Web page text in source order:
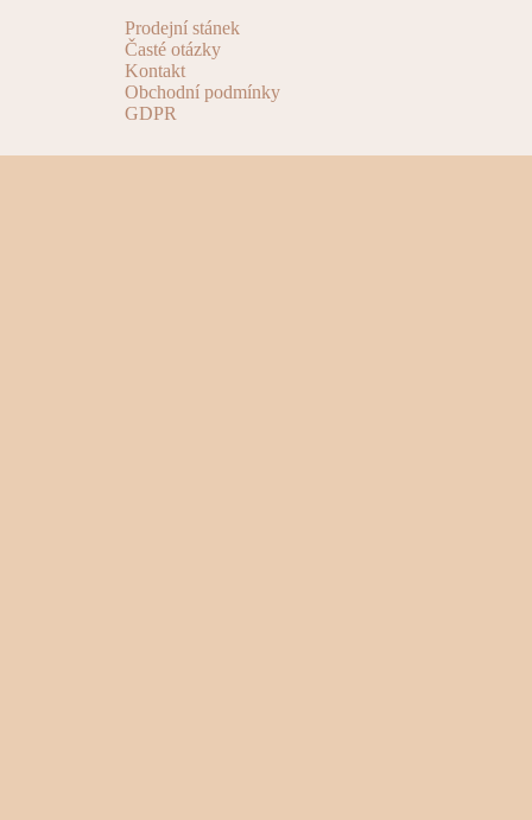
Prodejní stánek
Časté otázky
Kontakt
Obchodní podmínky
GDPR